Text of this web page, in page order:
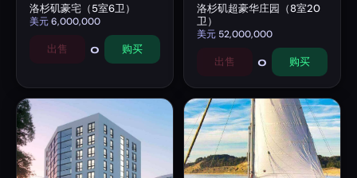
洛杉矶豪宅（5室6卫）
美元6,000,000
出售 0 购买
洛杉矶超豪华庄园（8室20
卫）
美元 52,000,000
出售 0 购买